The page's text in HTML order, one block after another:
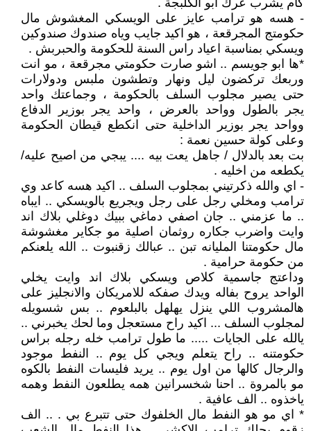
كام يشرب عرك ابو الكلبجة .
- هسه هو ترامب عايز على الويسكي المغشوش مال
حكومتج المجرقعة ، هو اكيد جايب وياه صندوك صندوكين
ويسكي بمناسبة اعياد راس السنة للحكومة والحبربش .
*ها ابو جويسم .. اشو صارت حكومتي مجرقعة ، مو انت
وربعك تركضون ليل ونهار وتطشون ملبس ودولارات
حتى يصير مجلوب السلف بالحكومة ، وجماعتك واحد
يجر بالطول وواحد بالعرض ، واحد يجر بوزير الدفاع
وواحد يجر بوزير الداخلية حتى انكطع قيطان الحكومة
وعلى كولة حسين نعمة :
بت بعد بالدلال / جاهل يعت بيه .... يبجي من اصيح عليه/
يكطعه من اخليه .
- اي والله ذكرتيني بمجلوب السلف .. اكيد هسه كاعد وي
ترامب ومخلي رجل على رجل ويجريع بالويسكي .. ايباه
.. ما عزمني .. جان اصفي دماغي ببيك دوغلي بلاك اند
وايت واضرب جكاره روثمان اصلية مو جكاير مغشوشة
مال حكومتنا المليانه تبن .. عبالك زقنبوت .. الله يلعنكم
من حكومة حرامية .
وداعتج جاسمية كلاص ويسكي بلاك اند وايت يخلي
الواحد يروح بفاله ويدك صفكه للامريكان والانجليز على
هالمشروب اللي ينزل يهلهل بالبلعوم .. بس شسويله
لمجلوب السلف ... اكيد راح مستعجل وما لحك يخبرني ..
يالله على الجايات ..... ما طول ترامب خله رجله براس
حكومتنه .. راح يتعلم ويجي كل يوم .. النفط موجود
والرجال كالها من اول يوم .. يريد فليسات النفط بالكوه
مو بالمروة .. احنا شخسرانين همه يطلعون النفط وهمه
ياخذوه .. الف عافية .
* اي مو هو النفط مال الخلفوك حتى تتبرع بي . .. الف